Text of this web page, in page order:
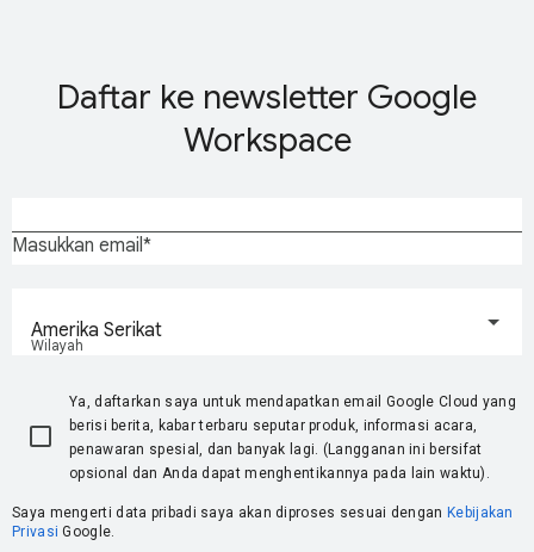
Daftar ke newsletter Google
Workspace
Masukkan email
Wilayah
Amerika Serikat
Ya, daftarkan saya untuk mendapatkan email Google Cloud yang
berisi berita, kabar terbaru seputar produk, informasi acara,
penawaran spesial, dan banyak lagi. (Langganan ini bersifat
opsional dan Anda dapat menghentikannya pada lain waktu).
Saya mengerti data pribadi saya akan diproses sesuai dengan Kebijakan
Privasi Google.